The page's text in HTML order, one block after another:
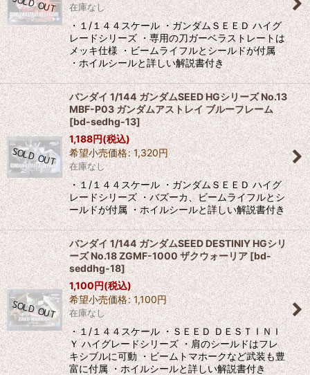
在庫なし
・１/１４４スケール ・ガンダムＳＥＥＤ ハイグ
レードシリーズ ・専用の刀ガーベラストレートは
メッキ仕様 ・ビームライフルとシールドが付属
・ホイルシールと詳しい解説書付き
バンダイ 1/144 ガンダムSEED HGシリーズ No.13
MBF-P03 ガンダムアストレイ ブルーフレーム
[bd-sedhg-13]
1,188円(税込)
希望小売価格: 1,320円
在庫なし
・１/１４４スケール ・ガンダムＳＥＥＤ ハイグ
レードシリーズ ・バズーカ、ビームライフルとシ
ールドが付属 ・ホイルシールと詳しい解説書付き
バンダイ 1/144 ガンダムSEED DESTINIY HGシリ
ーズ No.18 ZGMF-1000 ザクウォーリア[bd-
seddhg-18]
1,100円(税込)
希望小売価格: 1,100円
在庫なし
・１/１４４スケール ・ＳＥＥＤ ＤＥＳＴＩＮＩ
Ｙ ハイグレードシリーズ ・肩のシールドはフレ
キシブルに可動 ・ビームトマホークなど武装も豊
富に付属 ・ホイルシールと詳しい解説書付き